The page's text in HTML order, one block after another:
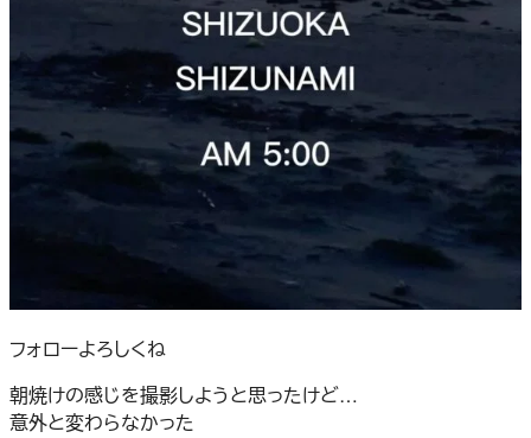
フォローよろしくね
朝焼けの感じを撮影しようと思ったけど…
意外と変わらなかった